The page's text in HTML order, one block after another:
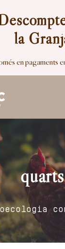
la
en pagaments
quarts